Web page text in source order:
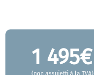
1 495€
(non assujetti à la TVA)